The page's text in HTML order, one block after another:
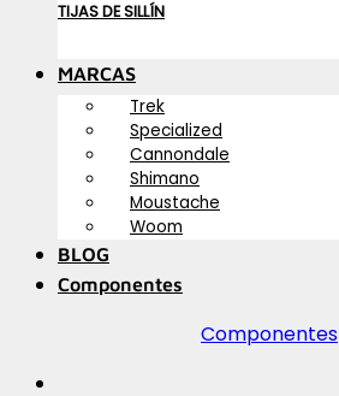
TIJAS DE SILLÍN
MARCAS
Trek
Specialized
Cannondale
Shimano
Moustache
Woom
BLOG
Componentes
Componentes